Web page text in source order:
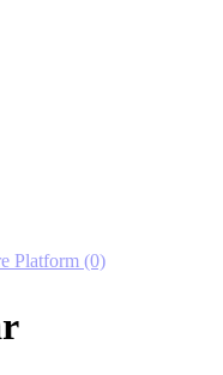
Platform (0)